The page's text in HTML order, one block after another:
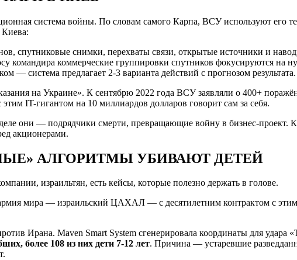
система войны. По словам самого Карпа, ВСУ используют его
спутниковые снимки, перехваты связи, открытые источники и
командира коммерческие группировки спутников фокусируются на
система предлагает 2-3 варианта действий с прогнозом результата.
на Украине». К сентябрю 2022 года ВСУ заявляли о 400+
IT-гигантом на 10 миллиардов долларов говорит сам за себя.
они — подрядчики смерти, превращающие войну в бизнес-проект.
акционерами.
АЛГОРИТМЫ УБИВАЮТ ДЕТЕЙ
израильтян, есть кейсы, которые полезно держать в голове.
армия мира — израильский ЦАХАЛ — с десятилетним контрактом с
Ирана. Maven Smart System сгенерировала координаты для удара
более 108 из них дети 7-12 лет. Причина — устаревшие